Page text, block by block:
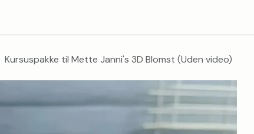
Kursuspakke til Mette Janni's 3D Blomst (Uden video)